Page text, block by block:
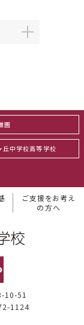
園
丘中学校高等学校
ご支援をお考え
の方へ
10-51
1124